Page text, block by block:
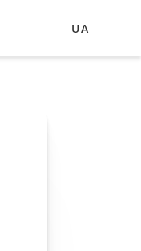
UA